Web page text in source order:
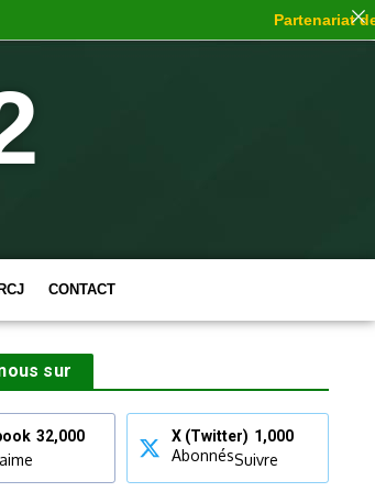
CONTACT
sur
32,000 X (Twitter) 1,000
AbonnésSuivre
Partenariat de